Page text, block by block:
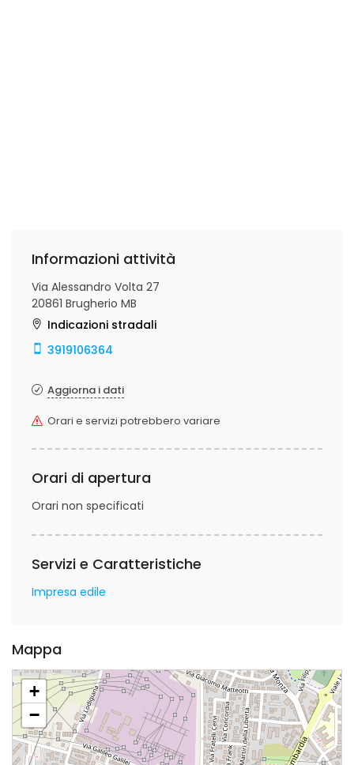
Informazioni attività
Via Alessandro Volta 27
20861 Brugherio MB
Indicazioni stradali
3919106364
Aggiorna i dati
Orari e servizi potrebbero variare
Orari di apertura
Orari non specificati
Servizi e Caratteristiche
Impresa edile
Mappa
+
−